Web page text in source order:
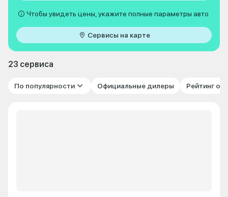
Чтобы увидеть цены, укажите полные параметры авто
Сервисы на карте
23 сервиса
По популярности Официальные дилеры Рейтинг